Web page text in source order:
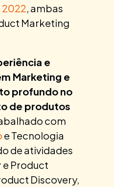
, ambas
Marketing
e
Marketing e
profundo no
de produtos
com
e Tecnologia
de atividades
Product
Discovery,